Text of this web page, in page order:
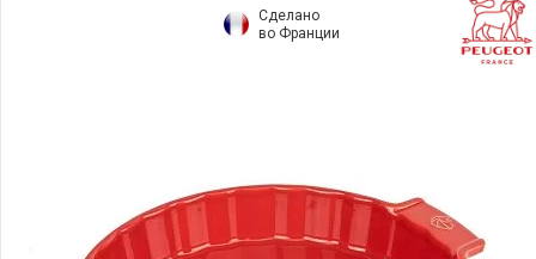
Сделано
во Франции